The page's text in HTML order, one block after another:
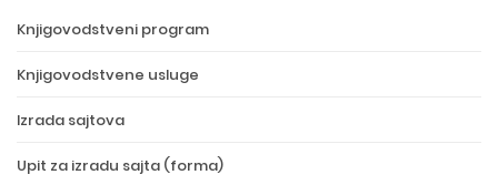
Knjigovodstveni program
Knjigovodstvene usluge
Izrada sajtova
Upit za izradu sajta (forma)